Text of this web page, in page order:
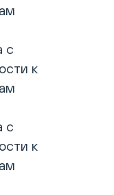
с
к
с
к